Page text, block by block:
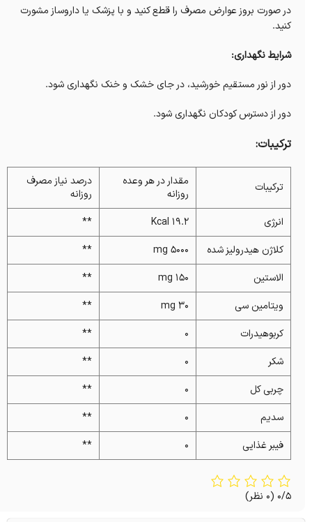
در صورت بروز عوارض مصرف را قطع کنید و با پزشک یا داروساز مشورت
کنید.
شرایط نگهداری:
دور از نور مستقیم خورشید، در جای خشک و خنک نگهداری شود.
دور از دسترس کودکان نگهداری شود.
ترکیبات:
ترکیبات
مقدار در هر وعده
روزانه
درصد نیاز مصرف
روزانه
انرژی
19.2 Kcal
**
کلاژن هیدرولیز شده
5000 mg
**
الاستین
150 mg
**
ویتامین سی
30 mg
**
کربوهیدرات
۰
**
شکر
۰
**
چربی کل
۰
**
سدیم
۰
**
فیبر غذایی
۰ **
0/5 (0 نظر)